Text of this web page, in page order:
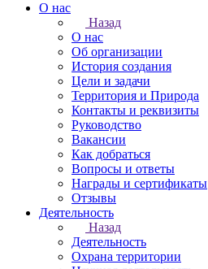
О нас
Назад
О нас
Об организации
История создания
Цели и задачи
Территория и Природа
Контакты и реквизиты
Руководство
Вакансии
Как добраться
Вопросы и ответы
Награды и сертификаты
Отзывы
Деятельность
Назад
Деятельность
Охрана территории